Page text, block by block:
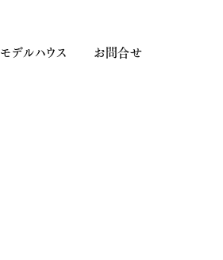
モデルハウス お問合せ